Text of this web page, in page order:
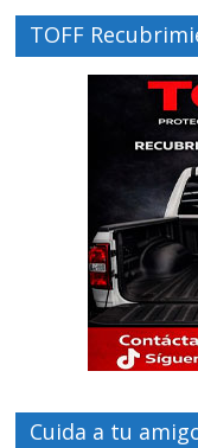
TOFF
Cuida a tu